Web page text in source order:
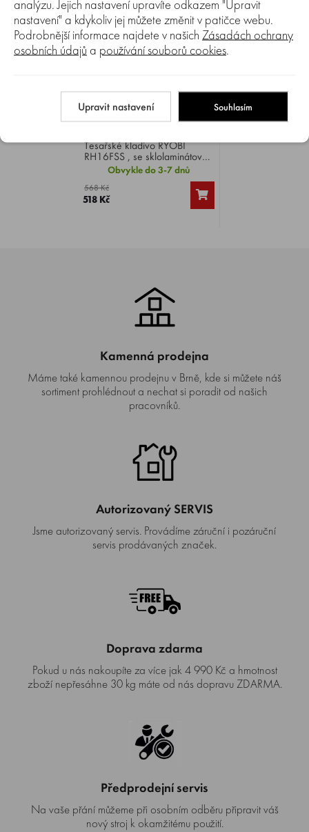
Kladivo tesařské RYOBI
RH16FSS sklolaminátová
Tesařské kladivo RYOBI
RH16FSS , se sklolaminátovou
násadou, hmotnost 450 g.
Obvykle do 3-7 dnů
568 Kč
518 Kč
Kamenná prodejna
Máme také kamennou prodejnu v Brně, kde si můžete náš
sortiment prohlédnout a nechat si poradit od našich
pracovníků.
Autorizovaný SERVIS
Jsme autorizovaný servis. Provádíme záruční i pozáruční
servis prodávaných značek.
Doprava zdarma
Pokud u nás nakoupíte za více jak 4 990 Kč a hmotnost
zboží nepřesáhne 30 kg máte od nás dopravu ZDARMA.
Předprodejní servis
Na vaše přání můžeme při osobním odběru připravit váš
nový stroj k okamžitému použití.
analýzu. Jejich nastavení upravíte odkazem "Upravit
nastavení" a kdykoliv jej můžete změnit v patičce webu.
Podrobnější informace najdete v našich Zásadách ochrany
osobních údajů a používání souborů cookies.
Upravit nastavení Souhlasím